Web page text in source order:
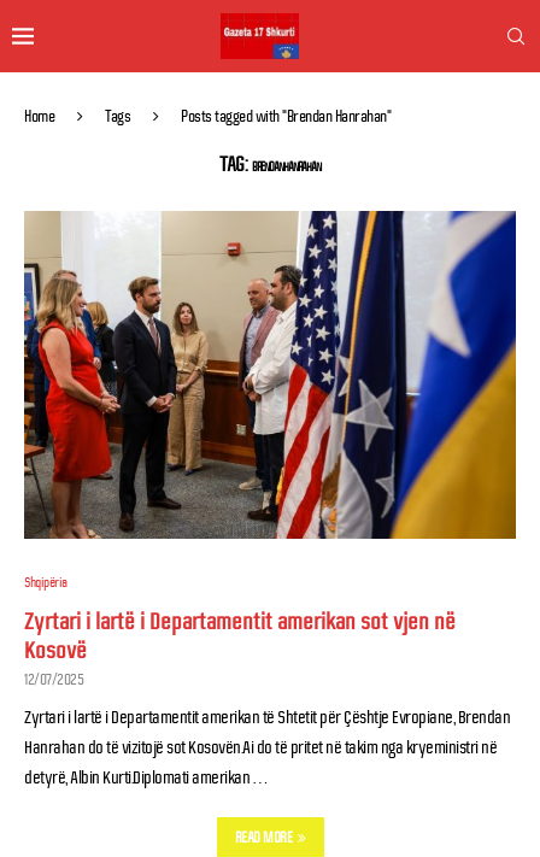
Home Tags Posts tagged with "Brendan Hanrahan"
TAG: BRENDAN HANRAHAN
Shqipëria
Zyrtari i lartë i Departamentit amerikan sot vjen në
Kosovë
12/07/2025
Zyrtari i lartë i Departamentit amerikan të Shtetit për Çështje Evropiane, Brendan
Hanrahan do të vizitojë sot Kosovën.Ai do të pritet në takim nga kryeministri në
detyrë, Albin Kurti.Diplomati amerikan …
READ MORE